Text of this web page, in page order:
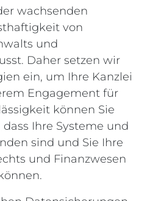
wachsenden
von
und
Daher setzen wir
ein, um Ihre Kanzlei
Engagement für
können Sie
Ihre Systeme und
sind und Sie Ihre
und Finanzwesen